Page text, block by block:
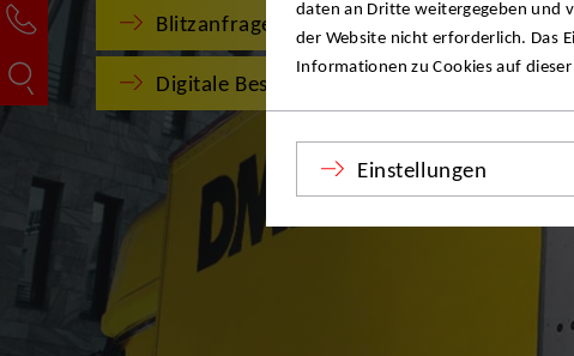
Blitzanfrage
Digitale Besichtigung
daten an Dritte weitergegeben und
der Website nicht erforderlich. Das
Informationen zu Cookies auf
Einstellungen